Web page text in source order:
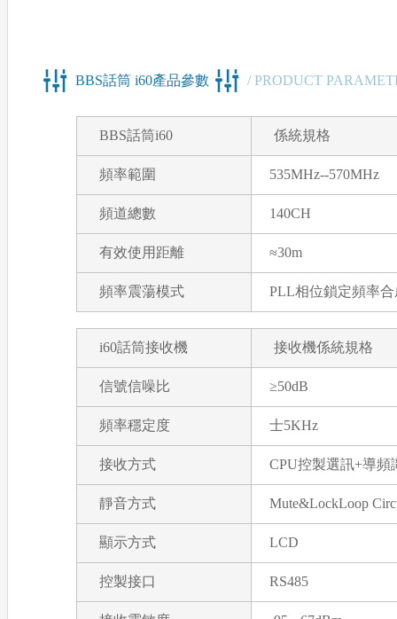
BBS話筒 i60產品參數 / PRODUCT
BBS話筒i60 係統規格
頻率範圍 535MHz--570MHz
頻道總數 140CH
有效使用距離 ≈30m
頻率震蕩模式 PLL相位鎖定頻率合
i60話筒接收機 接收機係統規格
信號信噪比 ≥50dB
頻率穩定度 士5KHz
接收方式 CPU控製選訊+導頻
靜音方式 Mute&LockLoop
顯示方式 LCD
控製接口 RS485